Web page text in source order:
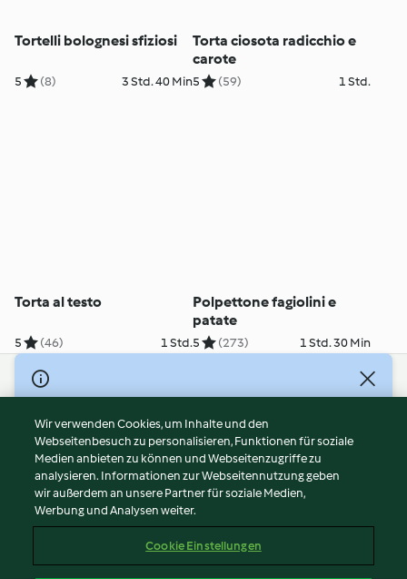
Tortelli bolognesi sfiziosi
5 (8) 3 Std. 40 Min
Torta ciosota radicchio e
carote
5 (59) 1 Std.
Torta al testo
5 (46) 1 Std.
Polpettone fagiolini e
patate
5 (273) 1 Std. 30 Min
© Copyright 2026
Nutzungsbedingungen
Datenschutzrichtlinien
Disclaimer
Impressum
Cookies
Abo kündigen
Wir verwenden Cookies, um Inhalte und den
Webseitenbesuch zu personalisieren, Funktionen für soziale
Medien anbieten zu können und Webseitenzugriffe zu
analysieren. Informationen zur Webseitennutzung geben
wir außerdem an unsere Partner für soziale Medien,
Werbung und Analysen weiter.
Cookie Einstellungen